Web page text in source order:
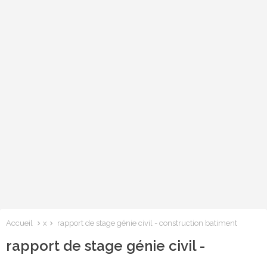
Accueil x rapport de stage génie civil - construction batiment
rapport de stage génie civil -